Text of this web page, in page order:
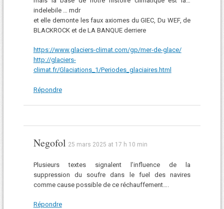
indelebile … mdr
et elle demonte les faux axiomes du GIEC, Du WEF, de
BLACKROCK et de LA BANQUE derriere
https://www.glaciers-climat.com/gp/mer-de-glace/
http://glaciers-
climat.fr/Glaciations_1/Periodes_glaciaires.html
Répondre
Negofol 25 mars 2025 at 17 h 10 min
Plusieurs textes signalent l’influence de la
suppression du soufre dans le fuel des navires
comme cause possible de ce réchauffement….
Répondre